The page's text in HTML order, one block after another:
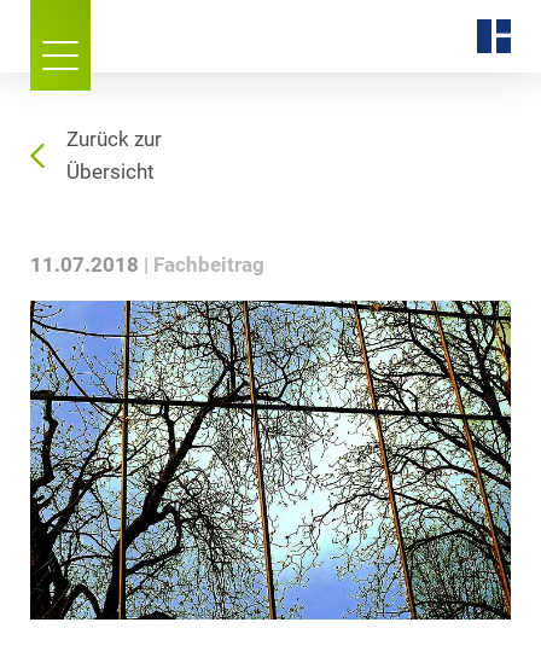
Zurück zur
Übersicht
11.07.2018 Fachbeitrag